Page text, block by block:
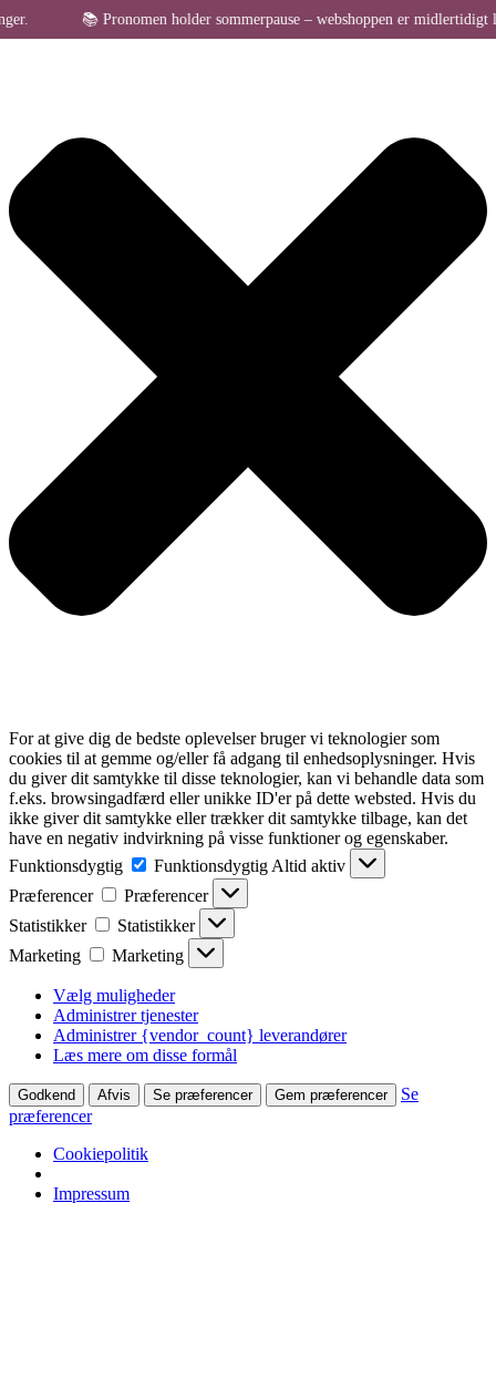
Administrer samtykke til cookies
For at give dig de bedste oplevelser bruger vi teknologier som
cookies til at gemme og/eller få adgang til enhedsoplysninger. Hvis
du giver dit samtykke til disse teknologier, kan vi behandle data som
f.eks. browsingadfærd eller unikke ID'er på dette websted. Hvis du
ikke giver dit samtykke eller trækker dit samtykke tilbage, kan det
have en negativ indvirkning på visse funktioner og egenskaber.
Funktionsdygtig
Funktionsdygtig Altid aktiv
Præferencer
Præferencer
Statistikker
Statistikker
Marketing
Marketing
Vælg muligheder
Administrer tjenester
Administrer {vendor_count} leverandører
Læs mere om disse formål
Godkend Afvis Se præferencer Gem præferencer
Se
præferencer
Cookiepolitik
Impressum
📚 Pronomen holder sommerpause – webshoppen er midlertidigt